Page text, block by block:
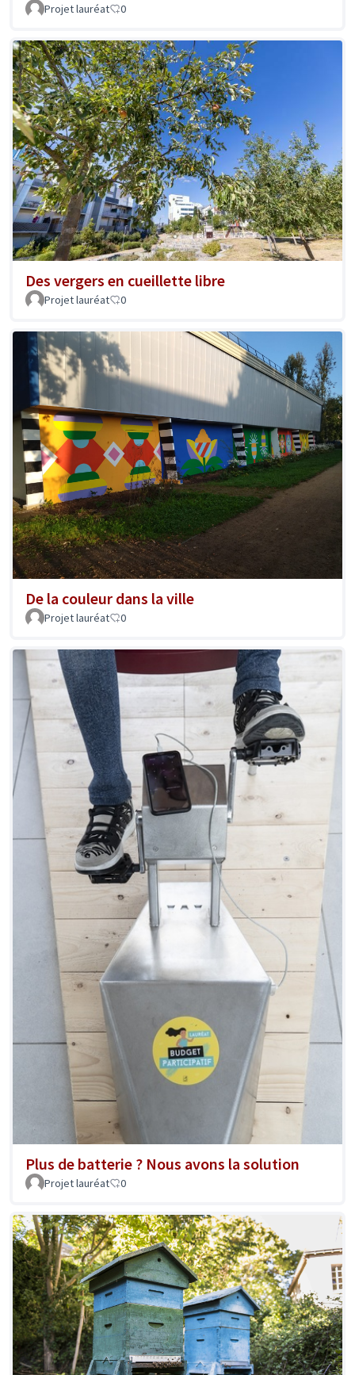
Projet lauréat 0
Des vergers en cueillette libre
Projet lauréat 0
De la couleur dans la ville
Projet lauréat 0
Plus de batterie ? Nous avons la solution
Projet lauréat 0